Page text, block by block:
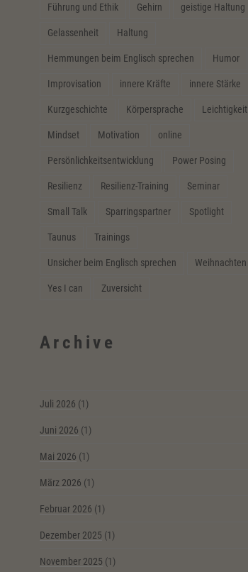
Führung und Ethik Gehirn geistige Haltung
Gelassenheit Haltung
Hemmungen beim Englisch sprechen Humor
Improvisation innere Kräfte innere Stärke
Kurzgeschichte Körpersprache Leichtigkeit
Mindset Motivation online
Persönlichkeitsentwicklung Power Posing
Resilienz Resilienz-Training Seminar
Small Talk Sparringspartner Spotlight
Taunus Trainings
Unsicher beim Englisch sprechen Weihnachten
Yes I can Zuversicht
Archive
Juli 2026 (1)
Juni 2026 (1)
Mai 2026 (1)
März 2026 (1)
Februar 2026 (1)
Dezember 2025 (1)
November 2025 (1)